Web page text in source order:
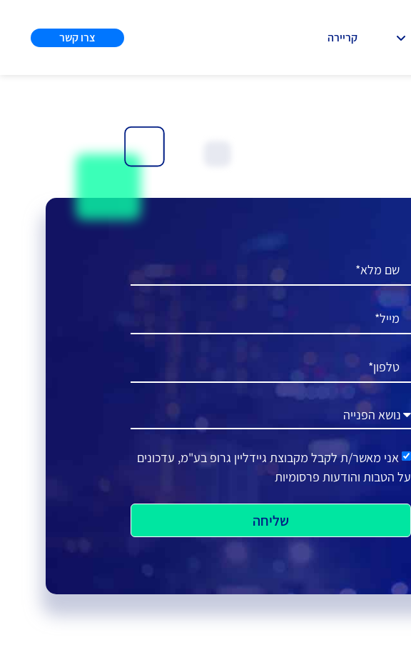
קריירה צרו קשר
אני מאשר/ת לקבל מקבוצת גיידליין גרופ בע"מ, עדכונים
על הטבות והודעות פרסומיות
שליחה